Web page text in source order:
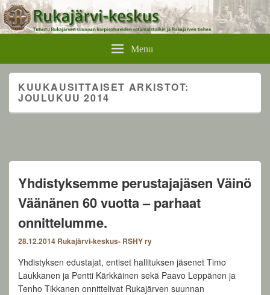
Rukajärvikeskus
Menu
KUUKAUSITTAISET ARKISTOT:
JOULUKUU 2014
Yhdistyksemme perustajajäsen Väinö
Väänänen 60 vuotta – parhaat
onnittelumme.
28.12.2014 Rukajärvi-keskus- RSHY ry
Yhdistyksen edustajat, entiset hallituksen jäsenet Timo
Laukkanen ja Pentti Kärkkäinen sekä Paavo Leppänen ja
Tenho Tikkanen onnittelivat Rukajärven suunnan